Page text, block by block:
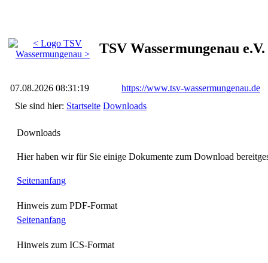
TSV Wassermungenau e.V.
07.08.2026 08:31:19
https://www.tsv-wassermungenau.de
Sie sind hier: Startseite Downloads
Downloads
Hier haben wir für Sie einige Dokumente zum Download
Seitenanfang
Hinweis zum PDF-Format
Seitenanfang
Hinweis zum ICS-Format